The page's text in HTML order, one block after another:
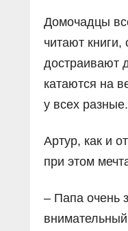
Домочадцы
читают
достраивают
катаются на
у всех разные.
Артур, как и
при этом
– Папа очень